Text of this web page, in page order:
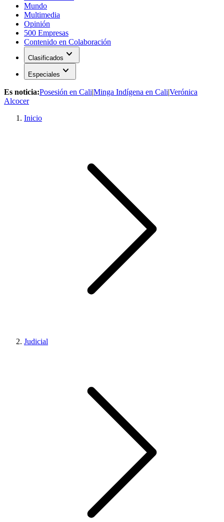
Mundo
Multimedia
Opinión
500 Empresas
Contenido en Colaboración
Clasificados expand_more
Especiales expand_more
Es noticia:Posesión en Cali|Minga Indígena en Cali|Verónica
Alcocer
Inicio
Judicial